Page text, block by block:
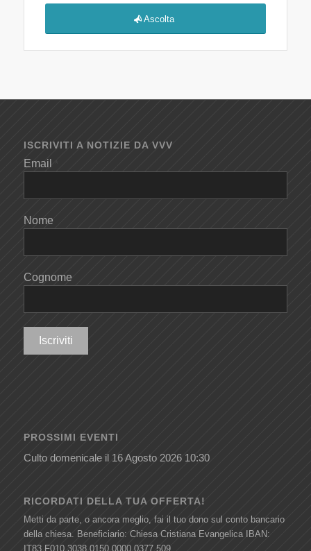
Ascolta
ISCRIVITI A NOTIZIE DA VVV
Email
Nome
Cognome
PROSSIMI EVENTI
Culto domenicaleil 16 Agosto 2026 10:30
RICORDATI DELLA TUA OFFERTA!
Metti da parte, o ancora meglio, fai il tuo dono sul conto bancario
della chiesa. Beneficiario: Chiesa Cristiana Evangelica IBAN:
IT83 F010 3038 0150 0000 0377 509